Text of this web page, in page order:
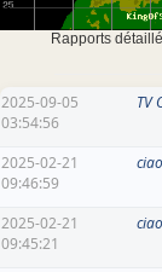
Rapports
2025-09-05
03:54:56
TV
2025-02-21
09:46:59
2025-02-21
09:45:21